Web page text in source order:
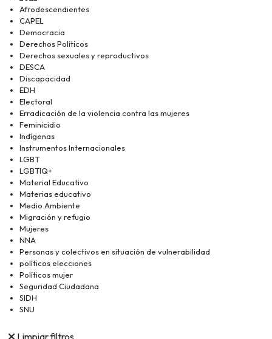
Afrodescendientes
CAPEL
Democracia
Derechos Políticos
Derechos sexuales y reproductivos
DESCA
Discapacidad
EDH
Electoral
Erradicación de la violencia contra las mujeres
Feminicidio
Indígenas
Instrumentos Internacionales
LGBT
LGBTIQ+
Material Educativo
Materias educativo
Medio Ambiente
Migración y refugio
Mujeres
NNA
Personas y colectivos en situación de vulnerabilidad
políticos elecciones
Políticos mujer
Seguridad Ciudadana
SIDH
SNU
Limpiar filtros